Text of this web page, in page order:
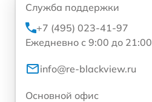
Служба поддержки
+7 (495) 023-41-97
Ежедневно с 9:00 до 21:00
info@re-blackview.ru
Основной офис